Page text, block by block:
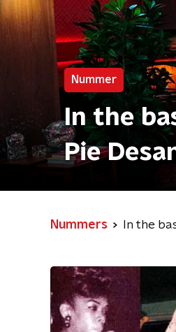
Nummer
In the
Pie
Nummers In the